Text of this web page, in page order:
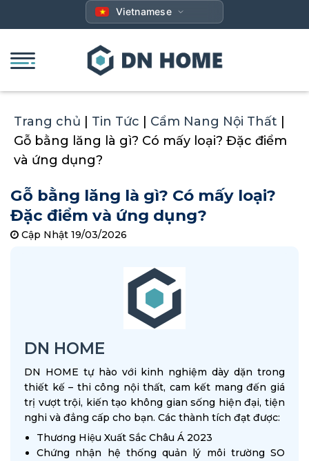
qua
dung
Vietnamese
Trang chủ Tin Tức Cẩm Nang Nội Thất
Gỗ bằng lăng là gì? Có mấy loại? Đặc điểm
và ứng dụng?
Gỗ bằng lăng là gì? Có mấy loại?
Đặc điểm và ứng dụng?
Cập Nhật 19/03/2026
DN HOME
DN HOME tự hào với kinh nghiệm dày dặn trong
thiết kế – thi công nội thất, cam kết mang đến giá
trị vượt trội, kiến tạo không gian sống hiện đại, tiện
nghi và đẳng cấp cho bạn. Các thành tích đạt được:
Thương Hiệu Xuất Sắc Châu Á 2023
Chứng nhận hệ thống quản lý môi trường SO